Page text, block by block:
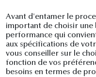
Avant d'entamer le
important de choisir une
performance qui
aux spécifications de
vous conseiller sur le
fonction de vos
besoins en termes de